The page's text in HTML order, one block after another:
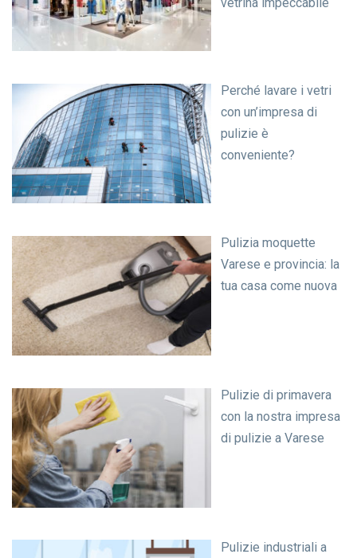
vetrina impeccabile
Perché lavare i vetri
con un’impresa di
pulizie è
conveniente?
Pulizia moquette
Varese e provincia: la
tua casa come nuova
Pulizie di primavera
con la nostra impresa
di pulizie a Varese
Pulizie industriali a